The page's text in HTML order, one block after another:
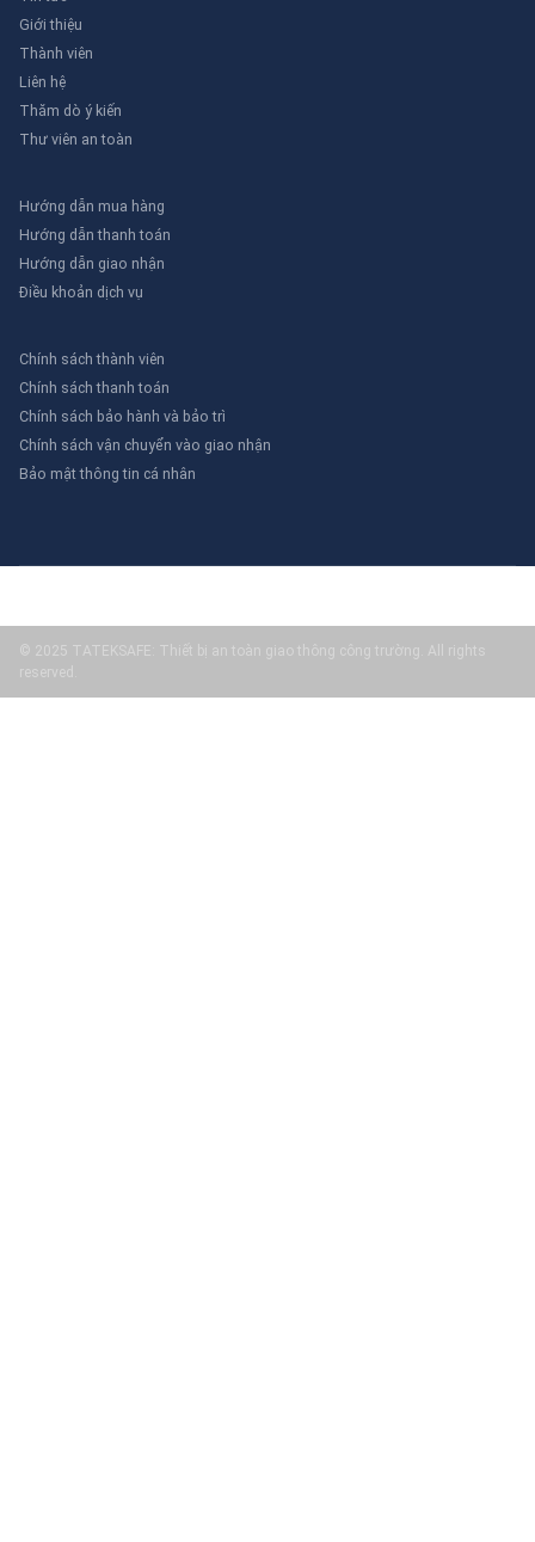
Giới thiệu
Thành viên
Liên hệ
Thăm dò ý kiến
Thư viên an toàn
Hướng dẫn mua hàng
Hướng dẫn thanh toán
Hướng dẫn giao nhận
Điều khoản dịch vụ
Chính sách thành viên
Chính sách thanh toán
Chính sách bảo hành và bảo trì
Chính sách vận chuyển vào giao nhận
Bảo mật thông tin cá nhân
© 2025 TATEKSAFE: Thiết bị an toàn giao thông công trường. All rights
reserved.